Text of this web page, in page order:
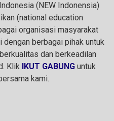
(NEW Indonensia)
(national education
organisasi masyarakat
berbagai pihak untuk
dan berkeadilan
Klik IKUT GABUNG untuk
kami.